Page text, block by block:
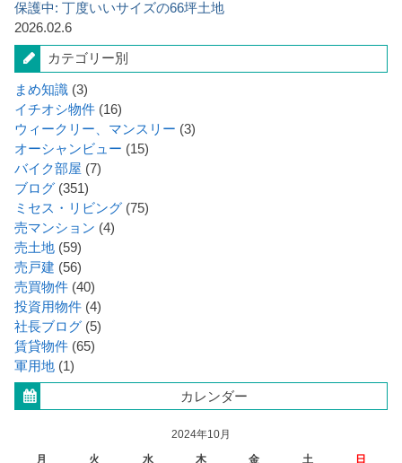
保護中: 丁度いいサイズの66坪土地
2026.02.6
カテゴリー別
まめ知識 (3)
イチオシ物件 (16)
ウィークリー、マンスリー (3)
オーシャンビュー (15)
バイク部屋 (7)
ブログ (351)
ミセス・リビング (75)
売マンション (4)
売土地 (59)
売戸建 (56)
売買物件 (40)
投資用物件 (4)
社長ブログ (5)
賃貸物件 (65)
軍用地 (1)
カレンダー
2024年10月
月
火 水 木 金 土
日